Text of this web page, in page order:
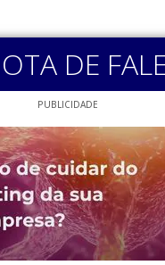
DE
PUBLICIDADE